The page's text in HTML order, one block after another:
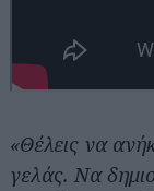
«Θέλεις να
γελάς. Να